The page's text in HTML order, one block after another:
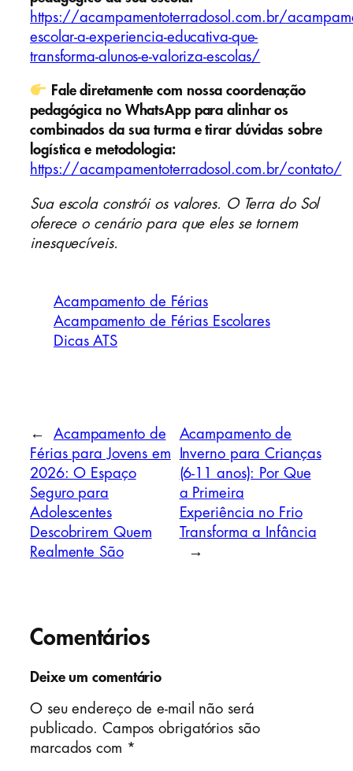
https://acampamentoterradosol.com.br/
escolar-a-experiencia-educativa-que-
transforma-alunos-e-valoriza-escolas/
Fale diretamente com nossa coordenação
pedagógica no WhatsApp para alinhar os
combinados da sua turma e tirar dúvidas sobre
logística e metodologia:
https://acampamentoterradosol.com.br/contato/
Sua escola constrói os valores. O Terra do Sol
oferece o cenário para que eles se tornem
inesquecíveis.
Acampamento de Férias
Acampamento de Férias Escolares
Dicas ATS
←
Acampamento de
Férias para Jovens em
2026: O Espaço
Seguro para
Adolescentes
Descobrirem Quem
Realmente São
Acampamento de
Inverno para Crianças
(6-11 anos): Por Que
a Primeira
Experiência no Frio
Transforma a Infância
→
Comentários
Deixe um comentário
O seu endereço de e-mail não será
publicado. Campos obrigatórios são
marcados com *